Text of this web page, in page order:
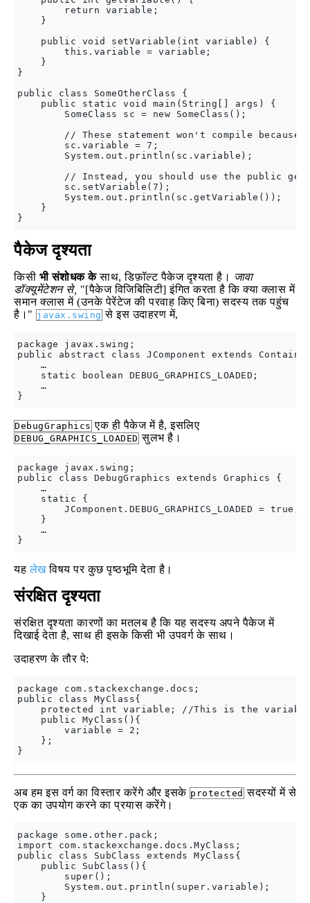
        return variable;
    }
    public void setVariable(int variable) {
        this.variable = variable;
    }
}
public class SomeOtherClass {
    public static void main(String[] args) {
        SomeClass sc = new SomeClass();
// These statement won't compile because
        sc.variable = 7;
        System.out.println(sc.variable);
// Instead, you should use the public
        sc.setVariable(7);
        System.out.println(sc.getVariable());
    }
पैकेज दृश्यता
किसी भी संशोधक केसाथ, डिफ़ॉल्ट पैकेज दृश्यता है।
जावा
डॉक्यूमेंटेशन से, "[पैकेज विजिबिलिटी] इंगित करता है कि क्या क्लास में
समान क्लास में (उनके पेरेंटेज की परवाह किए बिना) सदस्य तक पहुंच
है।" javax.swing से इस उदाहरण में,
package javax.swing;
public abstract class JComponent extends
    …
    static boolean DEBUG_GRAPHICS_LOADED;
    …
DebugGraphics एक ही पैकेज में है, इसलिए
DEBUG_GRAPHICS_LOADED सुलभ है।
package javax.swing;
public class DebugGraphics extends Graphics {
    …
    static {
        JComponent.DEBUG_GRAPHICS_LOADED = true;
    }
    …
यहलेखविषय पर कुछ पृष्ठभूमि देता है।
संरक्षित दृश्यता
संरक्षित दृश्यता कारणों का मतलब है कि यह सदस्य अपने पैकेज में
दिखाई देता है, साथ ही इसके किसी भी उपवर्ग के साथ।
उदाहरण के तौर पे:
package com.stackexchange.docs;
public class MyClass{
protected int variable; //This is the
    public MyClass(){
        variable = 2;
    };
अब हम इस वर्ग का विस्तार करेंगे और इसके protected सदस्यों में से
एक का उपयोग करने का प्रयास करेंगे।
package some.other.pack;
import com.stackexchange.docs.MyClass;
public class SubClass extends MyClass{
    public SubClass(){
        super();
        System.out.println(super.variable);
    }